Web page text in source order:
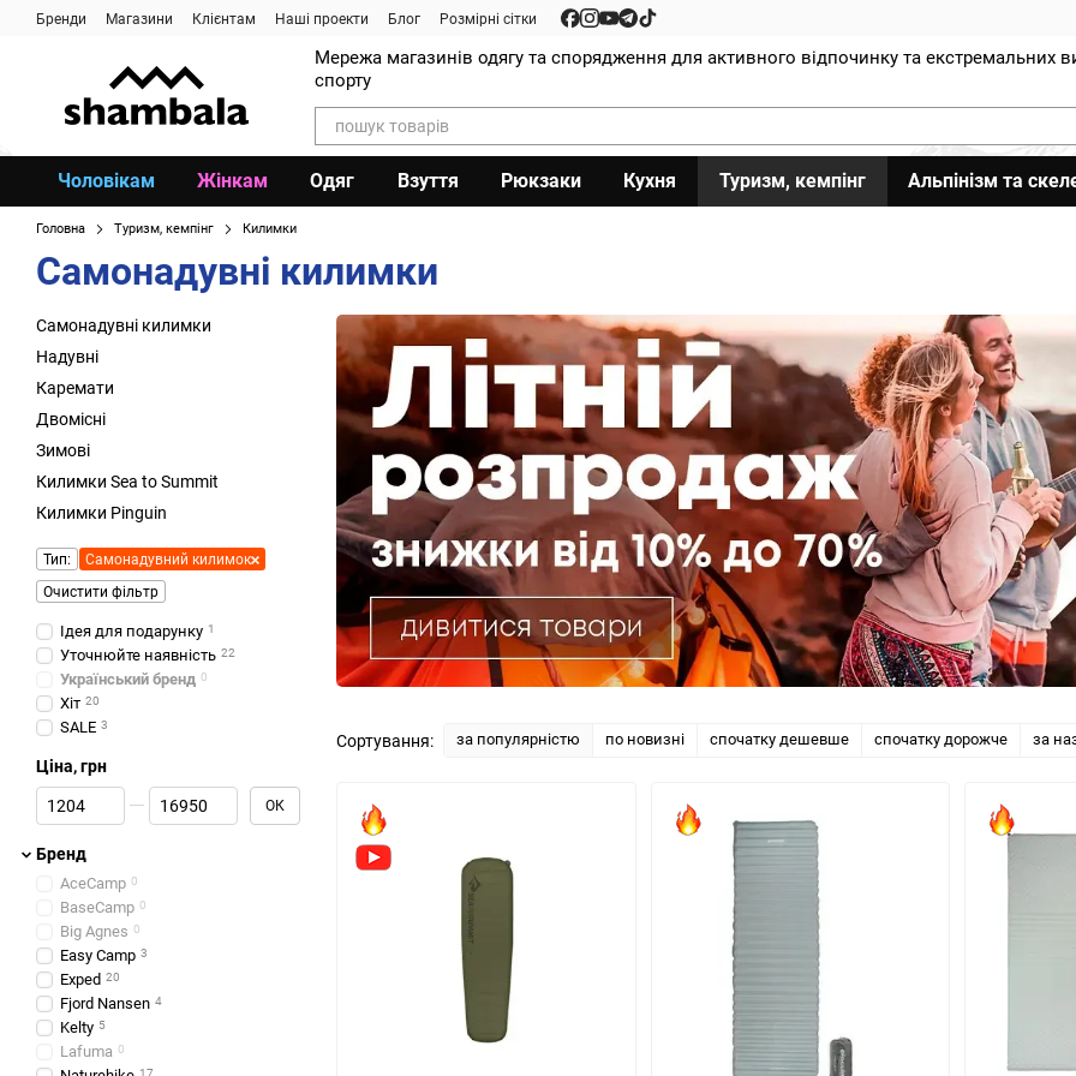
Перейти до основного контенту
Бренди Магазини Клієнтам Наші проекти Блог Розмірні сітки
Мережа магазинів одягу та спорядження для активного відпочинку та екстремальних
спорту
Чоловікам Жінкам Одяг Взуття Рюкзаки Кухня Туризм, кемпінг Альпінізм та
Головна Туризм, кемпінг Килимки
Самонадувні килимки
Сортування: за популярністю по новизні спочатку дешевше спочатку дорожче за
Самонадувні килимки
Надувні
Каремати
Двомісні
Зимові
Килимки Sea to Summit
Килимки Pinguin
Тип:
Самонадувний килимок
Очистити фільтр
Ідея для подарунку 1
Уточнюйте наявність 22
Український бренд 0
Хіт 20
SALE 3
Ціна, грн
Від Ціна, грн
До Ціна, грн ОК
Бренд
AceCamp 0
BaseCamp 0
Big Agnes 0
Easy Camp 3
Exped 20
Fjord Nansen 4
Kelty 5
Lafuma 0
17